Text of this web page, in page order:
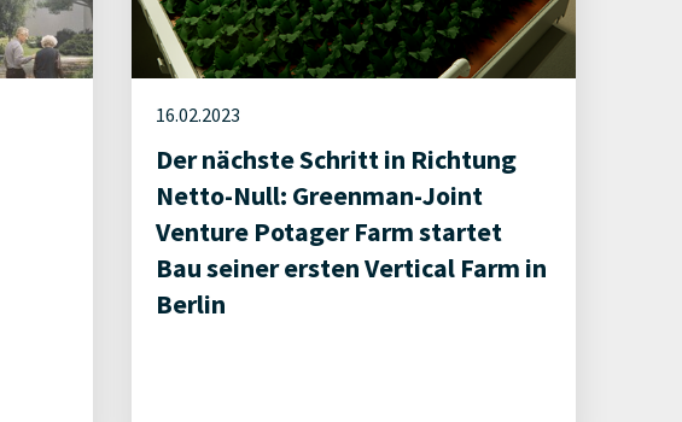
16.02.2023
Der nächste Schritt in Richtung
Netto-Null: Greenman-Joint
Venture Potager Farm startet
Bau seiner ersten Vertical Farm in
Berlin